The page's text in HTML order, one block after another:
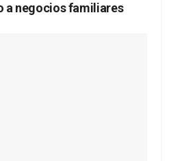
a negocios familiares